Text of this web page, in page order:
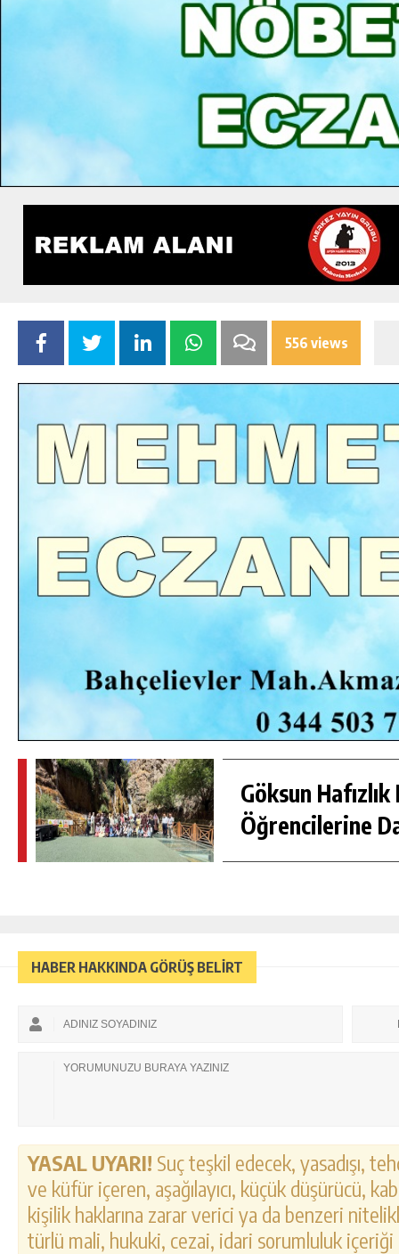
556 views
Göksun Hafızlık
Öğrencilerine
HABER HAKKINDA GÖRÜŞ BELİRT
YASAL UYARI! Suç teşkil edecek, yasadışı,
ve küfür içeren, aşağılayıcı, küçük düşürücü,
kişilik haklarına zarar verici ya da benzeri
türlü mali, hukuki, cezai, idari sorumluluk
GÜNLÜK HABER AKIŞI
GÖKSUN HAFIZLIK KIZ KUR’AN KURSU
ÖĞRENCILERINE DARENDE GEZISI.